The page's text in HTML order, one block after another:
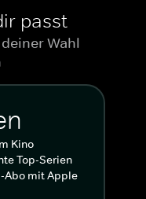
passt
Wahl
Kino
Top-Serien
Abo mit Apple